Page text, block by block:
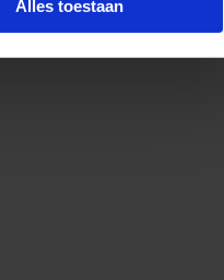
Alles toestaan